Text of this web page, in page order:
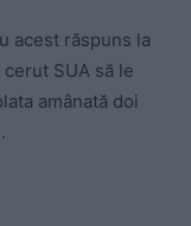
acest răspuns la
SUA să le
amânată doi